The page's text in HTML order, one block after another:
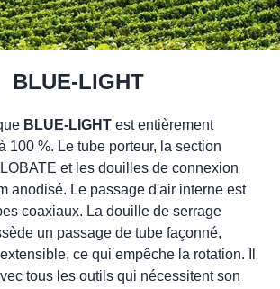
BLUE-LIGHT
BLUE-LIGHT est entièrement
100 %. Le tube porteur, la section
et les douilles de connexion
anodisé. Le passage d'air interne est
coaxiaux. La douille de serrage
un passage de tube façonné,
ce qui empêche la rotation. Il
tous les outils qui nécessitent son